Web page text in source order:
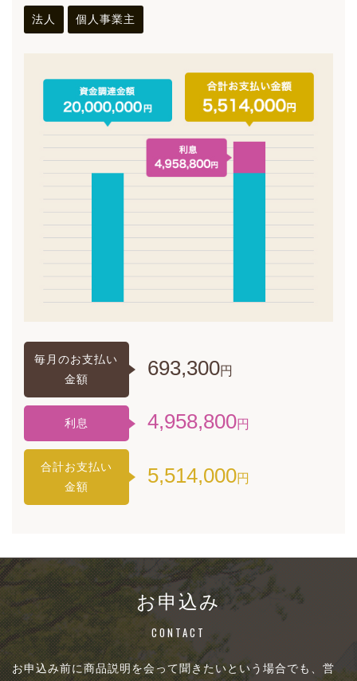
法人 個人事業主
毎月のお支払い
金額
693,300円
利息 4,958,800円
合計お支払い
金額
5,514,000円
お申込み
CONTACT
お申込み前に商品説明を会って聞きたいという場合でも、営